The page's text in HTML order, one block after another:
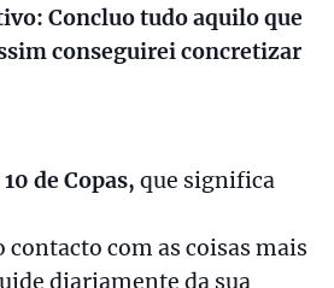
Concluo tudo aquilo que
conseguirei concretizar
de Copas, que significa
contacto com as coisas mais
diariamente da sua